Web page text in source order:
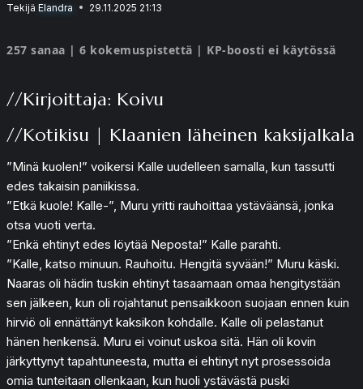
Tekijä Elandra 29.11.2025 21:13
257 sanaa | 6 kokemuspistettä | KP-boosti ei käytössä
//Kirjoittaja: Koivu
//Kotikisu | Klaanien läheinen kaksijalkala
”Minä kuolen!” voikersi Kalle uudelleen samalla, kun tassutti
edes takaisin paniikissa.
”Etkä kuole! Kalle-”, Muru yritti rauhoittaa ystäväänsä, jonka
otsa vuoti verta.
”Enkä ehtinyt edes löytää Neposta!” Kalle parahti.
”Kalle, katso minuun. Rauhoitu. Hengitä syvään!” Muru käski.
Naaras oli hädin tuskin ehtinyt tasaamaan omaa hengitystään
sen jälkeen, kun oli rojahtanut pensaikkoon suojaan ennen kuin
hirviö oli ennättänyt kaksikon kohdalle. Kalle oli pelastanut
hänen henkensä. Muru ei voinut uskoa sitä. Hän oli kovin
järkyttynyt tapahtuneesta, mutta ei ehtinyt nyt prosessoida
omia tunteitaan ollenkaan, kun huoli ystävästä puski